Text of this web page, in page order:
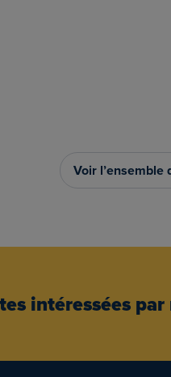
Voir l’ensemble
intéressées